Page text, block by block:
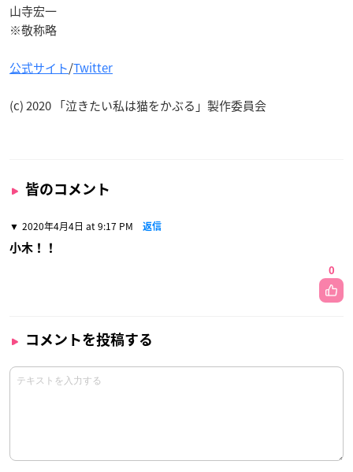
山寺宏一
※敬称略
公式サイト/Twitter
(c) 2020 「泣きたい私は猫をかぶる」製作委員会
皆のコメント
2020年4月4日 at 9:17 PM 返信
小木！！
0
コメントを投稿する